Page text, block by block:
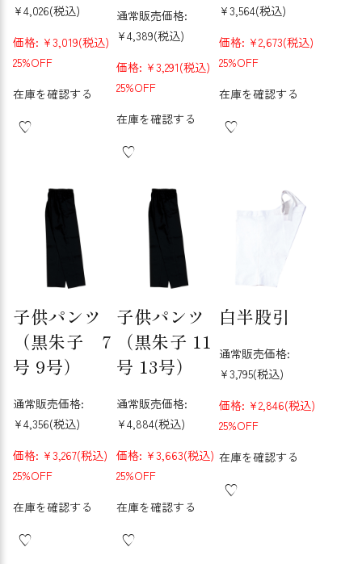
¥4,026(税込)
価格: ¥3,019(税込)
25%OFF
在庫を確認する
通常販売価格:
¥4,389(税込)
価格: ¥3,291(税込)
25%OFF
在庫を確認する
¥3,564(税込)
価格: ¥2,673(税込)
25%OFF
在庫を確認する
子供パンツ
（黒朱子 7
号 9号）
通常販売価格:
¥4,356(税込)
価格: ¥3,267(税込)
25%OFF
在庫を確認する
子供パンツ
（黒朱子 11
号 13号）
通常販売価格:
¥4,884(税込)
価格: ¥3,663(税込)
25%OFF
在庫を確認する
白半股引
通常販売価格:
¥3,795(税込)
価格: ¥2,846(税込)
25%OFF
在庫を確認する